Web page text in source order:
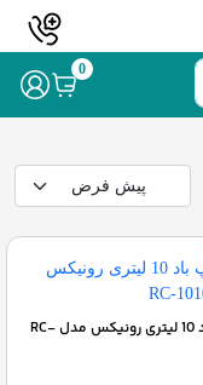
0
پمپ باد 10 لیتری رونیکس مدل RC-